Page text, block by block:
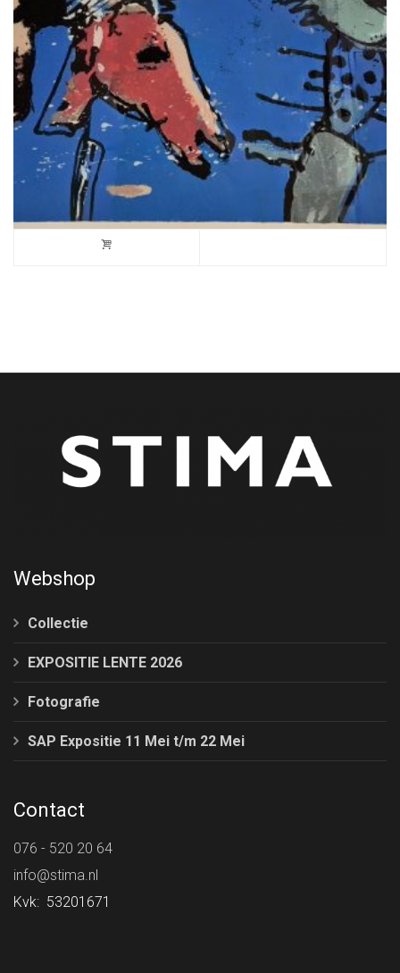
Webshop
Collectie
EXPOSITIE LENTE 2026
Fotografie
SAP Expositie 11 Mei t/m 22 Mei
Contact
076 - 520 20 64
info@stima.nl
Kvk: 53201671